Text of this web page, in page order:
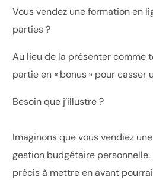
Vous vendez une formation en
parties ?
Au lieu de la présenter comme
partie en « bonus » pour casser
Besoin que j’illustre ?
Imaginons que vous vendiez
gestion budgétaire
précis à mettre en avant